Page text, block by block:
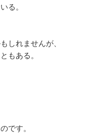
る。
しれませんが、
もある。
です。